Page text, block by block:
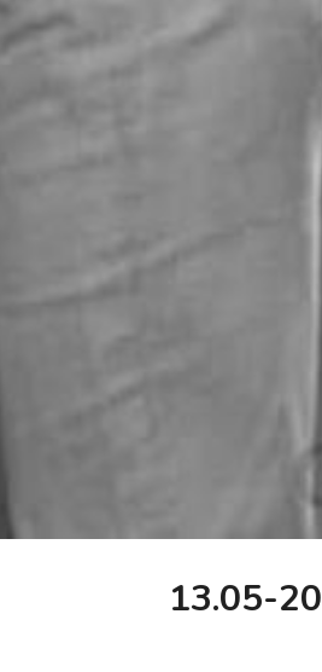
13.05-20